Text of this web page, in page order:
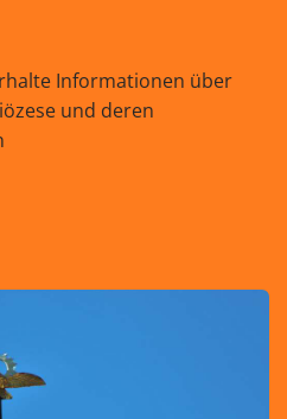
Informationen über
und deren